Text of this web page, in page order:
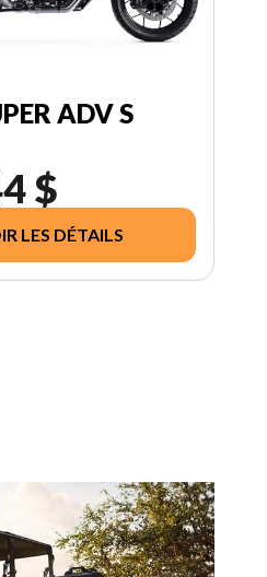
ADV S
$
LES DÉTAILS